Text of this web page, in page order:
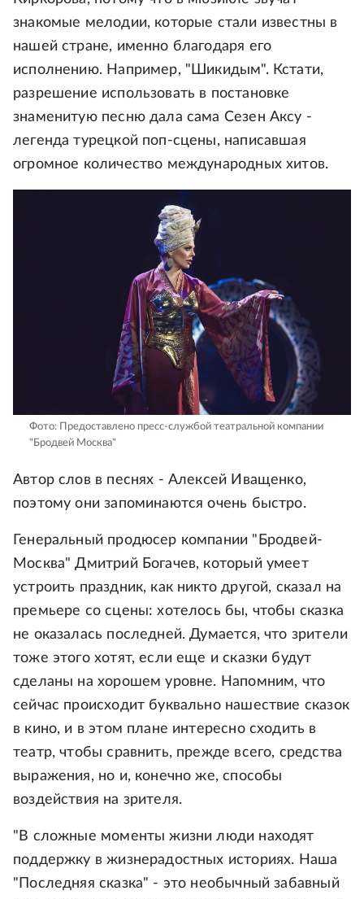
знакомые мелодии, которые стали известны в
нашей стране, именно благодаря его
исполнению. Например, "Шикидым". Кстати,
разрешение использовать в постановке
знаменитую песню дала сама Сезен Аксу -
легенда турецкой поп-сцены, написавшая
огромное количество международных хитов.
Фото: Предоставлено пресс-службой театральной компании
"Бродвей Москва"
Автор слов в песнях - Алексей Иващенко,
поэтому они запоминаются очень быстро.
Генеральный продюсер компании "Бродвей-
Москва" Дмитрий Богачев, который умеет
устроить праздник, как никто другой, сказал на
премьере со сцены: хотелось бы, чтобы сказка
не оказалась последней. Думается, что зрители
тоже этого хотят, если еще и сказки будут
сделаны на хорошем уровне. Напомним, что
сейчас происходит буквально нашествие сказок
в кино, и в этом плане интересно сходить в
театр, чтобы сравнить, прежде всего, средства
выражения, но и, конечно же, способы
воздействия на зрителя.
"В сложные моменты жизни люди находят
поддержку в жизнерадостных историях. Наша
"Последняя сказка" - это необычный забавный